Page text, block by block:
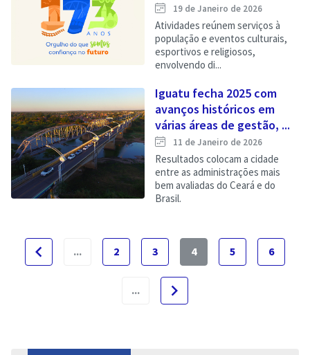
19 de Janeiro de 2026
Atividades reúnem serviços à
população e eventos culturais,
esportivos e religiosos,
envolvendo di...
Iguatu fecha 2025 com
avanços históricos em
várias áreas de gestão, ...
11 de Janeiro de 2026
Resultados colocam a cidade
entre as administrações mais
bem avaliadas do Ceará e do
Brasil.
navigate_before ... 2 3 4 5 6
... navigate_next